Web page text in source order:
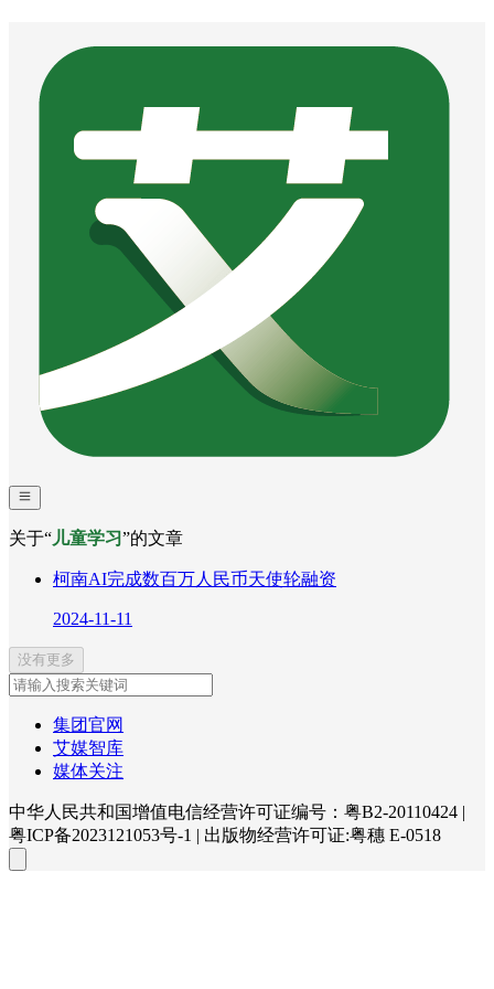
关于“儿童学习”的文章
柯南AI完成数百万人民币天使轮融资
2024-11-11
没有更多
集团官网
艾媒智库
媒体关注
中华人民共和国增值电信经营许可证编号：粤B2-20110424 |
粤ICP备2023121053号-1 | 出版物经营许可证:粤穗 E-0518